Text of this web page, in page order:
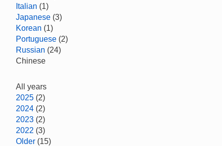
Italian (1)
Japanese (3)
Korean (1)
Portuguese (2)
Russian (24)
Chinese
All years
2025 (2)
2024 (2)
2023 (2)
2022 (3)
Older (15)